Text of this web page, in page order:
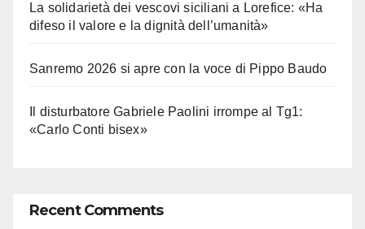
La solidarietà dei vescovi siciliani a Lorefice: «Ha
difeso il valore e la dignità dell’umanità»
Sanremo 2026 si apre con la voce di Pippo Baudo
Il disturbatore Gabriele Paolini irrompe al Tg1:
«Carlo Conti bisex»
Recent Comments